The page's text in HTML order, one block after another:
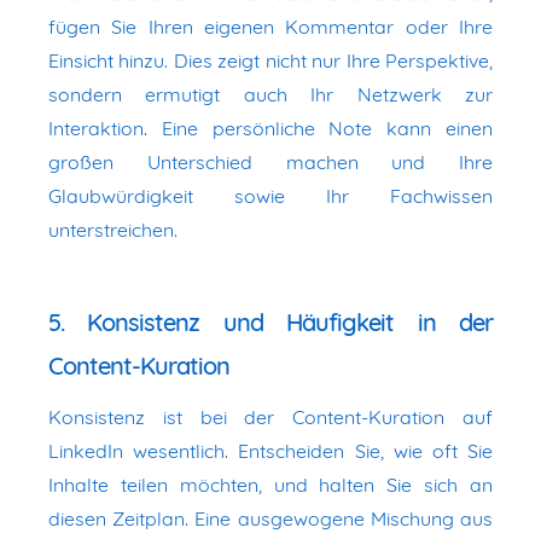
fügen Sie Ihren eigenen Kommentar oder Ihre
Einsicht hinzu. Dies zeigt nicht nur Ihre Perspektive,
sondern ermutigt auch Ihr Netzwerk zur
Interaktion. Eine persönliche Note kann einen
großen Unterschied machen und Ihre
Glaubwürdigkeit sowie Ihr Fachwissen
unterstreichen.
5. Konsistenz und Häufigkeit in der
Content-Kuration
Konsistenz ist bei der Content-Kuration auf
LinkedIn wesentlich. Entscheiden Sie, wie oft Sie
Inhalte teilen möchten, und halten Sie sich an
diesen Zeitplan. Eine ausgewogene Mischung aus